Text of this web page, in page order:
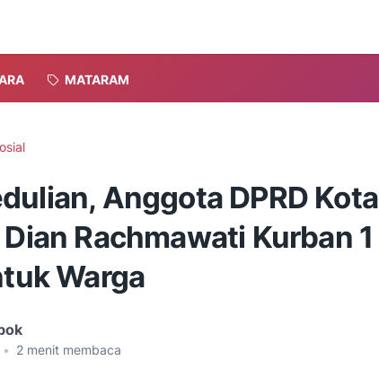
MATARAM
Anggota DPRD Kota
Rachmawati Kurban 1
Warga
• 2 menit membaca